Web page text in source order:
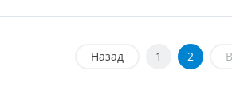
Назад 1 2